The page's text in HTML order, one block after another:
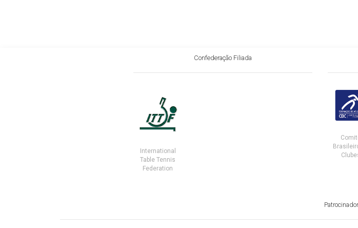
Confederação Filiada
International
Table Tennis
Federation